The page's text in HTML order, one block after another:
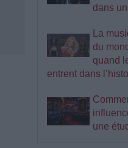
dans
La
du
quand
entrent dans
une